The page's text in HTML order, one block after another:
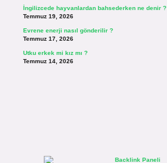
İngilizcede hayvanlardan bahsederken ne denir ?
Temmuz 19, 2026
Evrene enerji nasıl gönderilir ?
Temmuz 17, 2026
Utku erkek mi kız mı ?
Temmuz 14, 2026